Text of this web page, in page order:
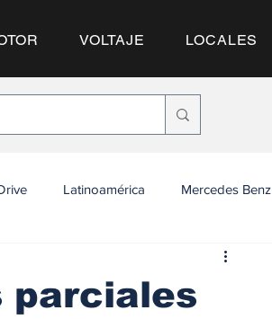
VOLTAJE LOCALES
Latinoamérica Mercedes Benz
parciales